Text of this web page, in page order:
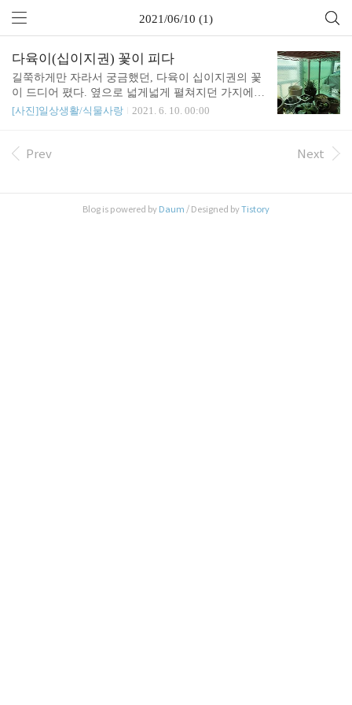
2021/06/10 (1)
다육이(십이지권) 꽃이 피다
길쭉하게만 자라서 궁금했던, 다육이 십이지권의 꽃
이 드디어 폈다. 옆으로 넓게넓게 펼쳐지던 가지에
꽃이 폈다. 십이지권 꽃이 이렇게 생겼구나. 신기했
관련글 : https://sound4u.tistory.com/5154 다육이(십이
다. 관련글 : https://sound4u.tistory.com/3279 그래도
[사진]일상생활/식물사랑 2021. 6. 10. 00:00
Prev Next
Blog is powered by Daum / Designed byTistory